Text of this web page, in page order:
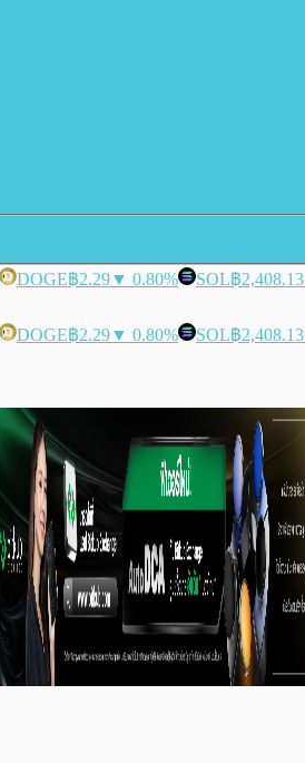
DOGE฿2.29▼ 0.80% SOL฿2,408.13
DOGE฿2.29▼ 0.80% SOL฿2,408.13